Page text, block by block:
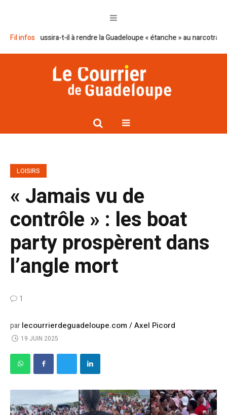
Fil infos
réussira-t-il à rendre la Guadeloupe « étanche » au narcotrafic ?
LOISIRS
« Jamais vu de
contrôle » : les boat
party prospèrent dans
l’angle mort
1
parlecourrierdeguadeloupe.com / Axel Picord
19 JUIN 2025